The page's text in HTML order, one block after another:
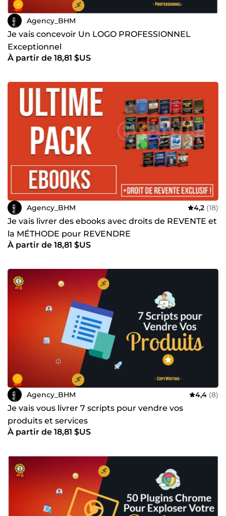
Agency_BHM
Je vais concevoir Un LOGO PROFESSIONNEL
Exceptionnel
À partir de 18,81 $US
Agency_BHM 4,2 (18)
Je vais livrer des ebooks avec droits de REVENTE et
la MÉTHODE pour REVENDRE
À partir de 18,81 $US
Agency_BHM 4,4 (8)
Je vais vous livrer 7 scripts pour vendre vos
produits et services
À partir de 18,81 $US